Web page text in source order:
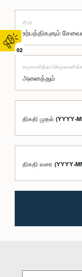
02
குழு
சமூகமளித்தார்/
திகதி முதல் (YYYY-
திகதி வரை (YYYY-